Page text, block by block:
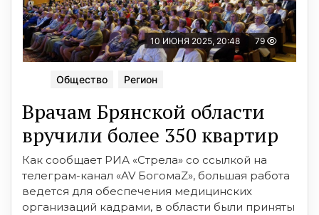
10 ИЮНЯ 2025, 20:48 79
Общество Регион
Врачам Брянской области
вручили более 350 квартир
Как сообщает РИА «Стрела» со ссылкой на
телеграм-канал «AV БогомаZ», большая работа
ведется для обеспечения медицинских
организаций кадрами, в области были приняты